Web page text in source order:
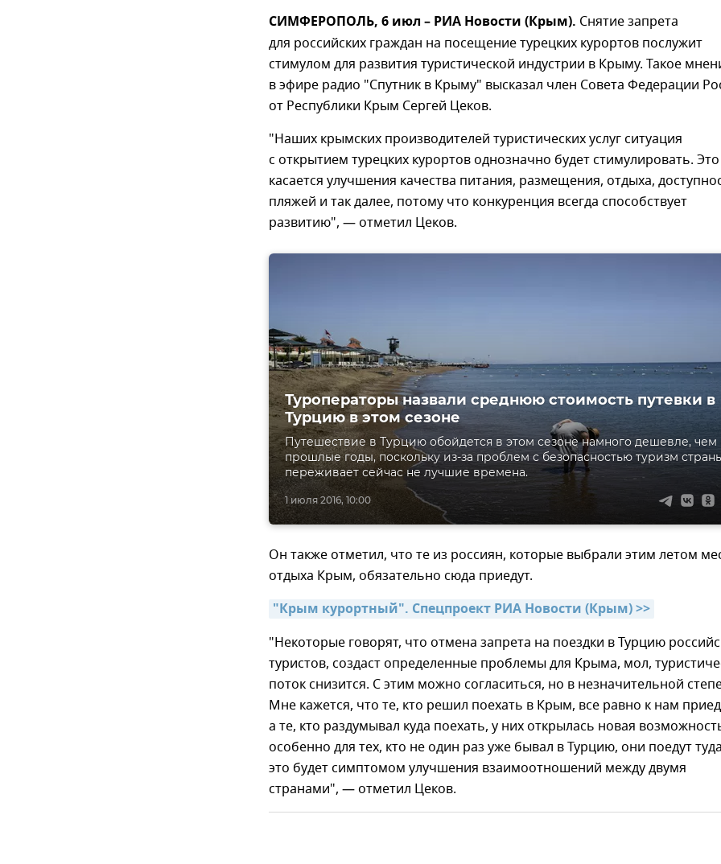
СИМФЕРОПОЛЬ, 6 июл – РИА Новости (Крым). Снятие запрета
для российских граждан на посещение турецких курортов послужит
стимулом для развития туристической индустрии в Крыму. Такое
в эфире радио "Спутник в Крыму" высказал член Совета Федерации
от Республики Крым Сергей Цеков.
"Наших крымских производителей туристических услуг ситуация
с открытием турецких курортов однозначно будет стимулировать. Это
касается улучшения качества питания, размещения, отдыха,
пляжей и так далее, потому что конкуренция всегда способствует
развитию", — отметил Цеков.
1 июля 2016, 10:00
Туроператоры назвали среднюю стоимость путевки в
Турцию в этом сезоне
Путешествие в Турцию обойдется в этом сезоне намного дешевле, чем
прошлые годы, поскольку из-за проблем с безопасностью туризм
переживает сейчас не лучшие времена.
Он также отметил, что те из россиян, которые выбрали этим летом
отдыха Крым, обязательно сюда приедут.
"Крым курортный". Спецпроект РИА Новости (Крым) >>
"Некоторые говорят, что отмена запрета на поездки в Турцию
туристов, создаст определенные проблемы для Крыма, мол,
поток снизится. С этим можно согласиться, но в незначительной
Мне кажется, что те, кто решил поехать в Крым, все равно к нам
а те, кто раздумывал куда поехать, у них открылась новая
особенно для тех, кто не один раз уже бывал в Турцию, они поедут
это будет симптомом улучшения взаимоотношений между двумя
странами", — отметил Цеков.